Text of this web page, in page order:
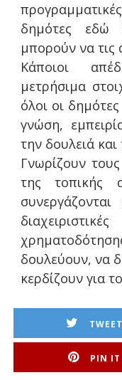
δημότες εδώ
μπορούν να τις
Κάποιοι
μετρήσιμα
όλοι οι
γνώση,
την δουλειά
Γνωρίζουν
της τοπικής
δουλεύουν, να
κερδίζουν για
TWEET
PIN IT